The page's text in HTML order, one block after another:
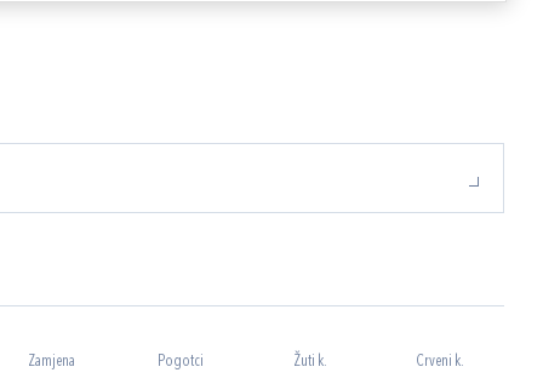
Zamjena Pogotci Žuti k. Crveni k.